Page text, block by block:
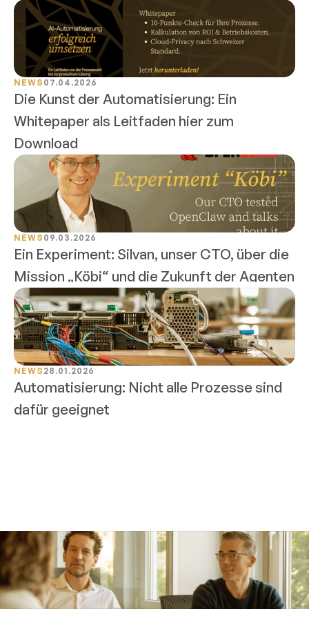
NEWS 07.04.2026
Die Kunst der Automatisierung: Ein
Whitepaper als Leitfaden hier zum
Download
NEWS 09.03.2026
Ein Experiment: Silvan, unser CTO, über die
Mission „Köbi“ und die Zukunft der Agenten
NEWS 28.01.2026
Automatisierung: Nicht alle Prozesse sind
dafür geeignet